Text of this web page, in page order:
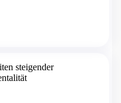
steigender